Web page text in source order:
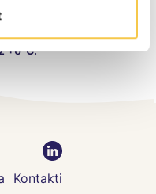
rezulāts
+6°C.
Kontakti